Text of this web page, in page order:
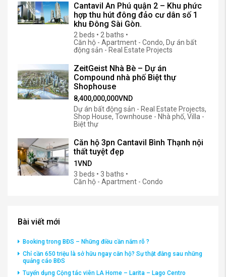
Cantavil An Phú quận 2 – Khu phức
hợp thu hút đông đảo cư dân số 1
khu Đông Sài Gòn.
2 beds • 2 baths •
Căn hộ - Apartment - Condo, Dự án bất
động sản - Real Estate Projects
ZeitGeist Nhà Bè – Dự án
Compound nhà phố Biệt thự
Shophouse
8,400,000,000VND
Dự án bất động sản - Real Estate Projects,
Shop House, Townhouse - Nhà phố, Villa -
Biệt thự
Căn hộ 3pn Cantavil Bình Thạnh nội
thất tuyệt đẹp
1VND
3 beds • 3 baths •
Căn hộ - Apartment - Condo
Bài viết mới
Booking trong BĐS – Những điều cần nắm rõ ?
Chỉ cần 650 triệu là sở hữu ngay căn hộ? Sự thật đằng sau những
quảng cáo BĐS
Tuyển dụng Cộng tác viên LA Home – Larita – Lago Centro